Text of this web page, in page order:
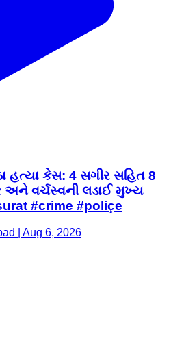
હત્યા કેસ: 4 સગીર સહિત 8
અને વર્ચસ્વની લડાઈ મુખ્ય
#crime #poliçe
| Aug 6, 2026